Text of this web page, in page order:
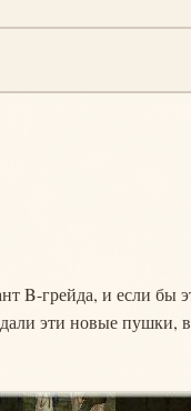
B-грейда, и если
эти новые пушки,